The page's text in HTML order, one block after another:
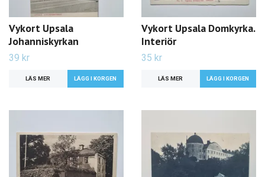
Vykort Upsala
Johanniskyrkan
39 kr
LÄS MER
Vykort Upsala Domkyrka.
Interiör
35 kr
LÄS MER